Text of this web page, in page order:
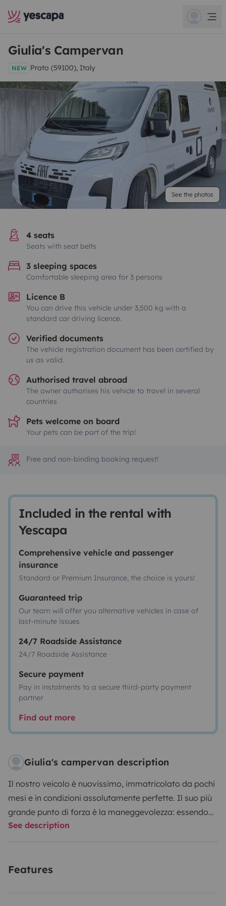
Giulia's Campervan
NEW Prato (59100), Italy
See the photos
4 seats
Seats with seat belts
3 sleeping spaces
Comfortable sleeping area for 3 persons
Licence B
You can drive this vehicle under 3,500 kg with a
standard car driving licence.
Verified documents
The vehicle registration document has been certified by
us as valid.
Authorised travel abroad
The owner authorises his vehicle to travel in several
countries
Pets welcome on board
Your pets can be part of the trip!
Free and non-binding booking request!
Included in the rental with
Yescapa
Comprehensive vehicle and passenger
insurance
Standard or Premium Insurance, the choice is yours!
Guaranteed trip
Our team will offer you alternative vehicles in case of
last-minute issues
24/7 Roadside Assistance
24/7 Roadside Assistance
Secure payment
Pay in instalments to a secure third-party payment
partner
Find out more
Giulia's campervan description
Il nostro veicolo è nuovissimo, immatricolato da pochi
mesi e in condizioni assolutamente perfette. Il suo più
grande punto di forza è la maneggevolezza: essendo
lungo solo 5,40 metri (poco più di un SUV), si guida con
panoramiche, esplorare piccoli borghi e parcheggiare
See description
Features